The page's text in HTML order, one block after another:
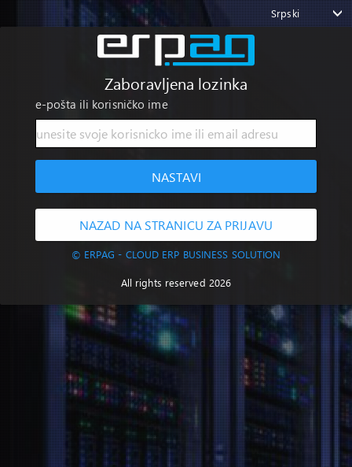
Srpski
Zaboravljena lozinka
e-pošta ili korisničko ime
NASTAVI
NAZAD NA STRANICU ZA PRIJAVU
© ERPAG - CLOUD ERP BUSINESS SOLUTION
All rights reserved 2026